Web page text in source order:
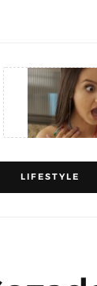
LIFESTYLE